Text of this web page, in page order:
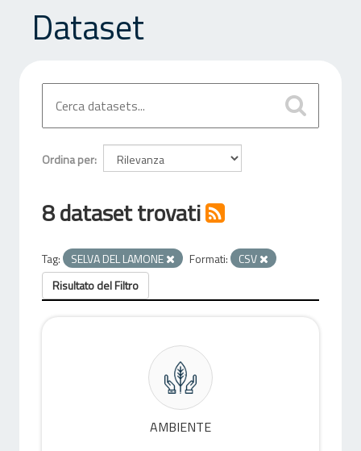
Dataset
Ordina per
8 dataset trovati
Tag: SELVA DEL LAMONE Formati:
CSV
Risultato del Filtro
AMBIENTE